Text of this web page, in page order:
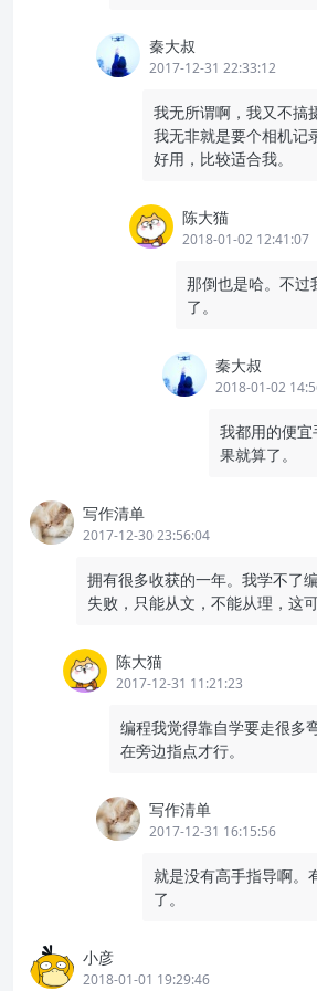
秦大叔
2017-12-31 22:33:12
我无所谓啊，我又不搞
我无非就是要个相机记
好用，比较适合我。
陈大猫
2018-01-02 12:41:07
那倒也是哈。不过
了。
秦大叔
2018-01-02
我都用的便
果就算了。
写作清单
2017-12-30 23:56:04
拥有很多收获的一年。我学不了
失败，只能从文，不能从理，这
陈大猫
2017-12-31 11:21:23
编程我觉得靠自学要走很多
在旁边指点才行。
写作清单
2017-12-31 16:15:56
就是没有高手指导啊。
了。
小彦
2018-01-01 19:29:46